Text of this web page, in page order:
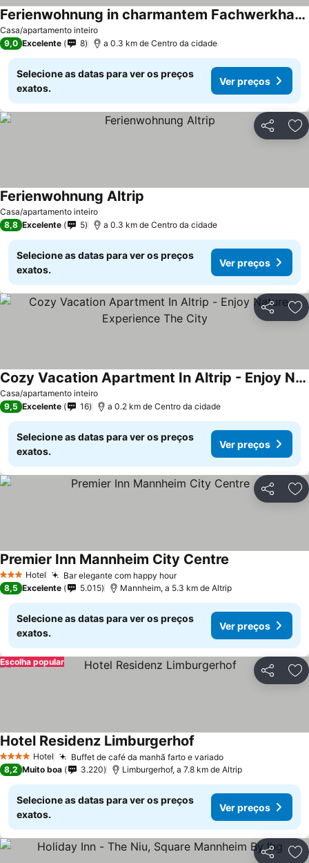
Casa/apartamento inteiro
Ferienwohnung in charmantem Fachwerkhaus
9,0 Excelente 8 a 0.3 km de Centro da cidade
Selecione as datas para ver os preços
exatos.
Ver preços
Partilhar
Casa/apartamento inteiro
Ferienwohnung Altrip
8,8 Excelente 5 a 0.3 km de Centro da cidade
Selecione as datas para ver os preços
exatos.
Ver preços
Partilhar
Casa/apartamento inteiro
Cozy Vacation Apartment In Altrip - Enjoy Nature, Experience The City
9,5 Excelente 16 a 0.2 km de Centro da cidade
Selecione as datas para ver os preços
exatos.
Ver preços
Partilhar
3 EstrelasHotel Bar elegante com happy hour
Premier Inn Mannheim City Centre
8,5 Excelente 5.015 Mannheim, a 5.3 km de Altrip
Selecione as datas para ver os preços
exatos.
Ver preços
Partilhar
Escolha popular
4 EstrelasHotel Buffet de café da manhã farto e variado
Hotel Residenz Limburgerhof
8,2 Muito boa 3.220 Limburgerhof, a 7.8 km de Altrip
Selecione as datas para ver os preços
exatos.
Ver preços
Partilhar